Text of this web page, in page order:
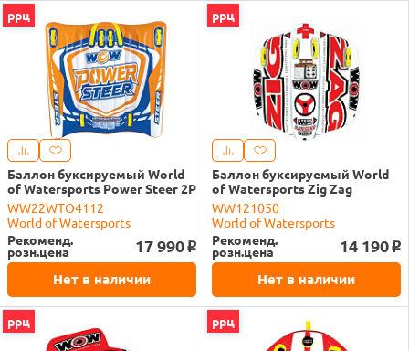
ррц
Баллон буксируемый World
of Watersports Power Steer 2P
WW22WTO4112
World of Watersports
Рекоменд.
розн.цена 17 990 o
Нет в наличии
ррц
Баллон буксируемый World
of Watersports Zig Zag
WW121050
World of Watersports
Рекоменд.
розн.цена 14 190 o
Нет в наличии
ррц ррц